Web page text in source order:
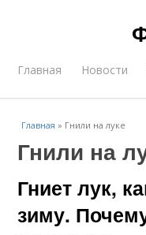
Главная Новости
Главная » Гнили на луке
Гнили на
Гниет лук,
зиму.